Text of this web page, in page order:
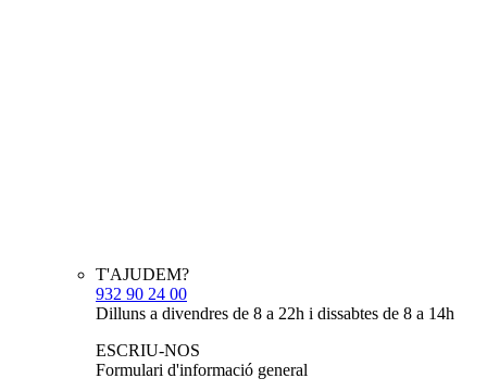
T'AJUDEM?
932 90 24 00
Dilluns a divendres de 8 a 22h i dissabtes de 8 a 14h
ESCRIU-NOS
Formulari d'informació general